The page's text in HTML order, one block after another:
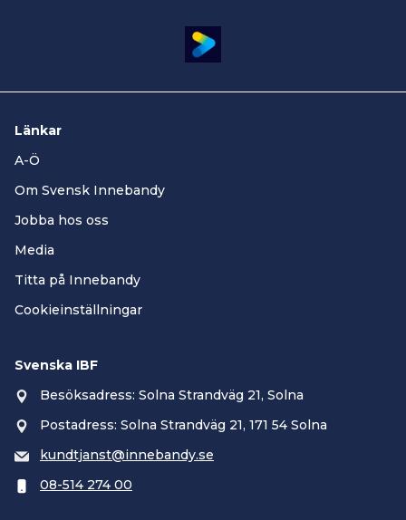
Länkar
A-Ö
Om Svensk Innebandy
Jobba hos oss
Media
Titta på Innebandy
Cookieinställningar
Svenska IBF
Besöksadress: Solna Strandväg 21, Solna
Postadress: Solna Strandväg 21, 171 54 Solna
kundtjanst@innebandy.se
08-514 274 00